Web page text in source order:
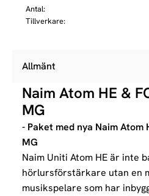
Antal
Tillverkare
Allmänt
Naim Atom HE &
MG
- Paket med nya Naim Atom
MG
Naim Uniti Atom HE är inte
hörlursförstärkare utan en
musikspelare som har